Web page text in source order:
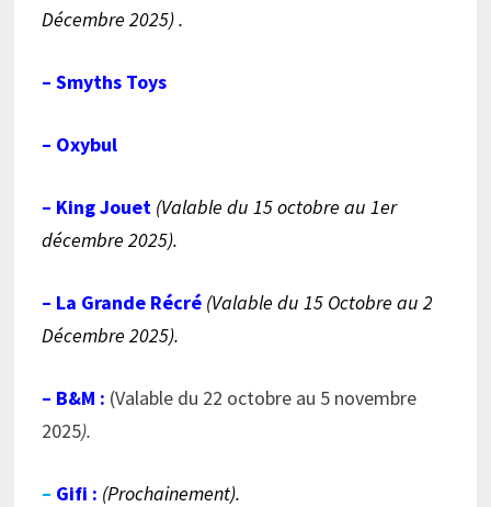
Décembre 2025) .
– Smyths Toys
– Oxybul
– King Jouet (Valable du 15 octobre au 1er
décembre 2025).
– La Grande Récré (Valable du 15 Octobre au 2
Décembre 2025).
– B&M : (Valable du 22 octobre au 5 novembre
2025).
– Gifi : (Prochainement).